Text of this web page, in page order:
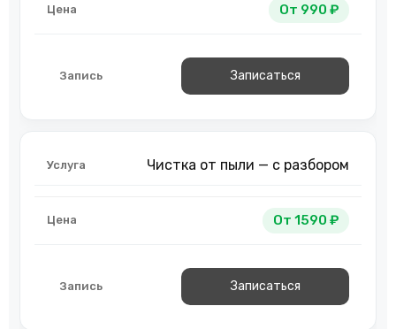
От 990 ₽
Записаться
Чистка от пыли — с разбором
От 1590 ₽
Записаться